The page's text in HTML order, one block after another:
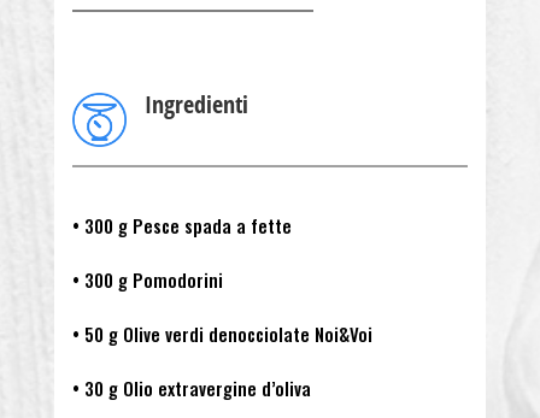
Ingredienti
• 300 g Pesce spada a fette
• 300 g Pomodorini
• 50 g Olive verdi denocciolate Noi&Voi
• 30 g Olio extravergine d’oliva